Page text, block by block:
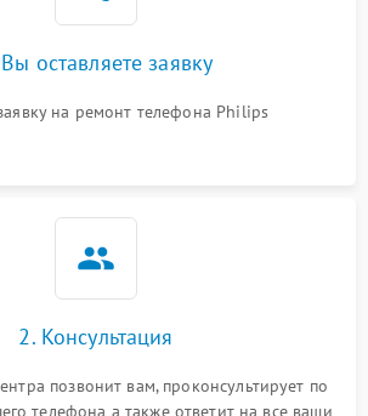
оставляете заявку
на ремонт телефона Philips
2. Консультация
позвонит вам, проконсультирует по
телефона а также ответит на все ваши